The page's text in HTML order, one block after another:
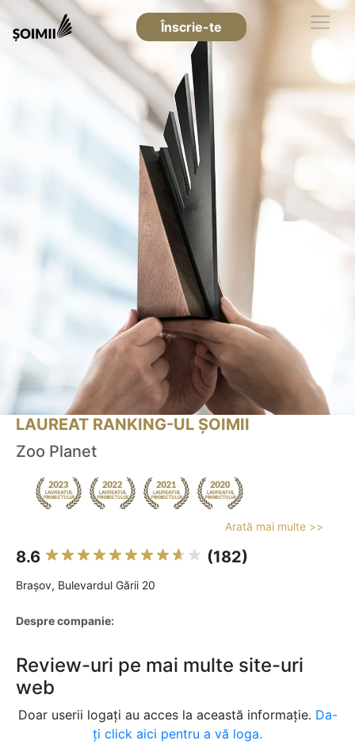
Înscrie-te
LAUREAT RANKING-UL ȘOIMII
Zoo Planet
Arată mai multe >>
8.6 (182)
Braşov, Bulevardul Gării 20
Despre companie:
Review-uri pe mai multe site-uri
web
Doar userii logați au acces la această informație. Da-
ți click aici pentru a vă loga.